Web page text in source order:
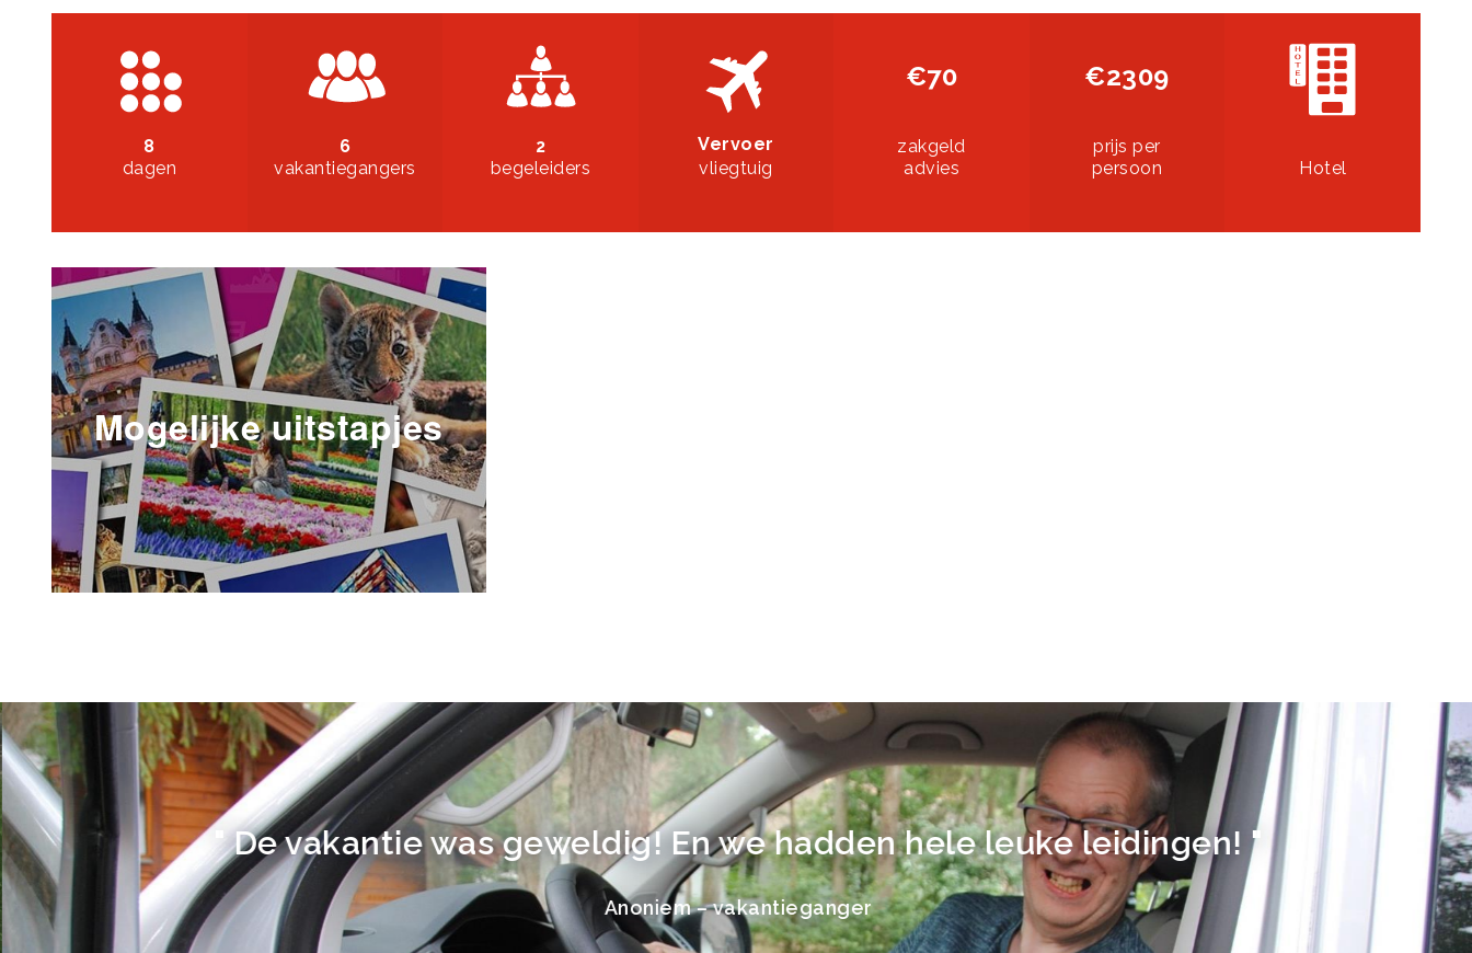
8
dagen
6
vakantiegangers
2
begeleiders
Vervoer
vliegtuig
€70
zakgeld
advies
€2309
prijs per
persoon
Hotel
Mogelijke uitstapjes
" De vakantie was geweldig! En we hadden hele leuke leidingen! "
Anoniem – vakantieganger